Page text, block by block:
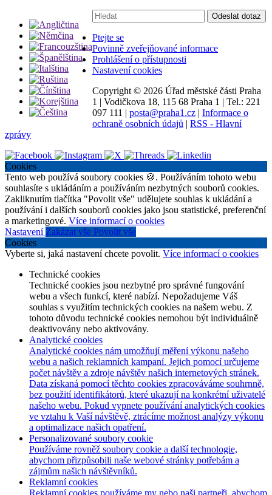
Vyhledávání:
Odeslat dotaz
Ptejte se
Povinně zveřejňované informace
Prohlášení o přístupnosti
Nastavení cookies
Copyright © 2026 Úřad městské části Praha
1 | Vodičkova 18, 115 68 Praha 1 | Tel.: 221
097 111 | posta@praha1.cz | Informace o
ochraně osobních údajů | RSS - Hlavní
zprávy
Cookies
Tento web používá soubory cookies 🍪. Používáním tohoto webu
souhlasíte s ukládáním a používáním nezbytných souborů cookies.
Zakliknutím tlačítka "Povolit vše" udělujete souhlas k ukládání a
používání i dalších souborů cookies jako jsou statistické, preferenční
a marketingové. Více informací o cookies
Nastavení Zakázat vše Povolit vše
Cookies
Vyberte si, jaká nastavení chcete povolit. Více informací o cookies
Technické cookies
Technické cookies jsou nezbytné pro správné fungování
webu a všech funkcí, které nabízí. Nepožadujeme Váš
souhlas s využitím technických cookies na našem webu. Z
tohoto důvodu technické cookies nemohou být individuálně
deaktivovány nebo aktivovány.
Analytické cookies
Analytické cookies nám umožňují měření výkonu našeho
webu a našich reklamních kampaní. Jejich pomocí určujeme
počet návštěv a zdroje návštěv našich internetových stránek.
Data získaná pomocí těchto cookies zpracováváme souhrnně,
bez použití identifikátorů, které ukazují na konkrétní uživatelé
našeho webu. Pokud vypnete používání analytických cookies
ve vztahu k Vaší návštěvě, ztrácíme možnost analýzy výkonu
a optimalizace našich opatření.
Personalizované soubory cookie
Používáme rovněž soubory cookie a další technologie,
abychom přizpůsobili naše webové stránky potřebám a
zájmům našich návštěvníků.
Reklamní cookies
Reklamní cookies používáme my nebo naši partneři, abychom